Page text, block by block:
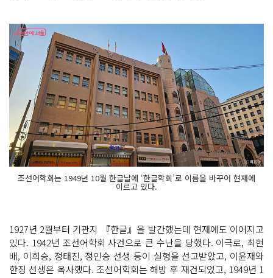
조선어학회는 1949년 10월 한글날에 ‘한글학회’로 이름을 바꾸어 현재에
이르고 있다.
1927년 2월부터 기관지 『한글』을 발간했는데 현재에도 이어지고
있다. 1942년 조선어학회 사건으로 큰 수난을 당했다. 이극로, 최현
배, 이희승, 정태진, 정인승 선생 등이 실형을 선고받았고, 이윤재와
한징 선생은 옥사했다. 조선어학회는 해방 후 재건되었고, 1949년 1